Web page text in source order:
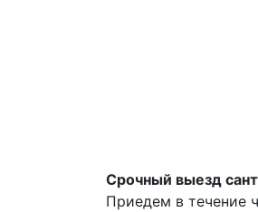
Срочный выезд
Приедем в течение